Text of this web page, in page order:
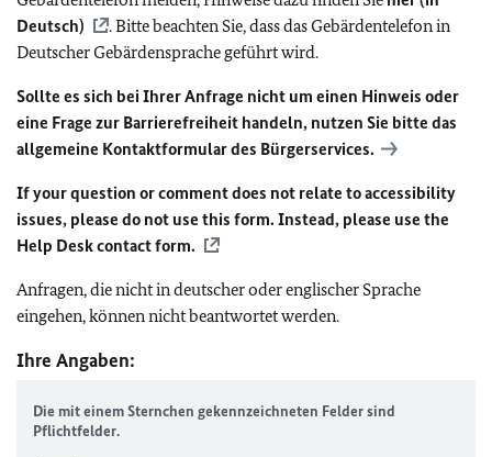
Deutsch)
. Bitte beachten Sie, dass das Gebärdentelefon in
Deutscher Gebärdensprache geführt wird.
Sollte es sich bei Ihrer Anfrage nicht um einen Hinweis oder
eine Frage zur Barrierefreiheit handeln, nutzen Sie bitte das
allgemeine Kontaktformular des Bürgerservices.
If your question or comment does not relate to accessibility
issues, please do not use this form. Instead, please use the
Help Desk contact form.
Anfragen, die nicht in deutscher oder englischer Sprache
eingehen, können nicht beantwortet werden.
Ihre Angaben:
Die mit einem Sternchen gekennzeichneten Felder sind
Pflichtfelder.